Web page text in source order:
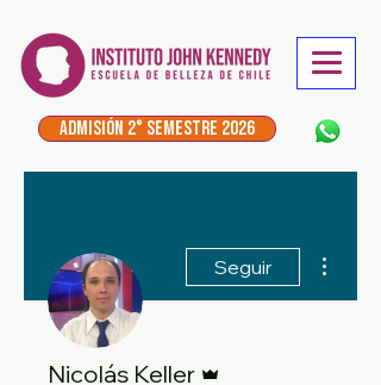
ADMISIÓN 2° Semestre 2026
Seguir
Nicolás Keller